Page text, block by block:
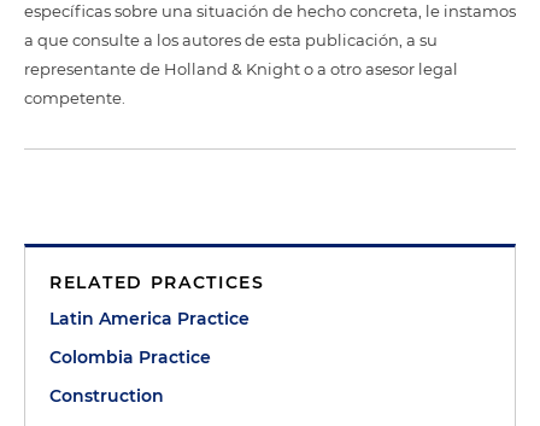
específicas sobre una situación de hecho concreta, le instamos
a que consulte a los autores de esta publicación, a su
representante de Holland & Knight o a otro asesor legal
competente.
RELATED PRACTICES
Latin America Practice
Colombia Practice
Construction